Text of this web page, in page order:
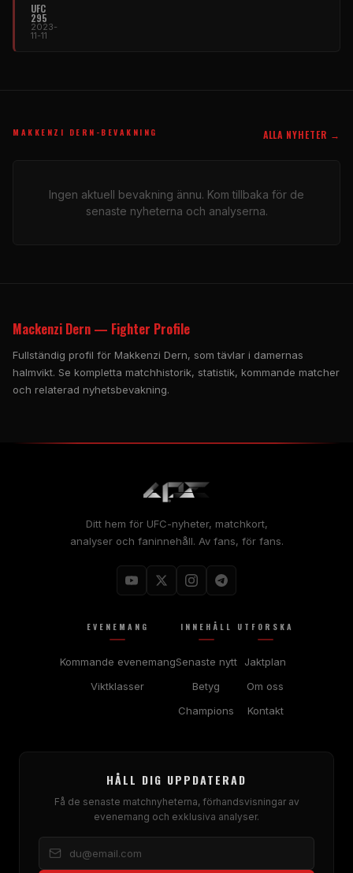
UFC
295
2023-
11-11
MAKKENZI DERN-BEVAKNING ALLA NYHETER →
Ingen aktuell bevakning ännu. Kom tillbaka för de
senaste nyheterna och analyserna.
Mackenzi Dern — Fighter Profile
Fullständig profil för Makkenzi Dern, som tävlar i damernas
halmvikt. Se kompletta matchhistorik, statistik, kommande matcher
och relaterad nyhetsbevakning.
Ditt hem för UFC-nyheter, matchkort,
analyser och faninnehåll. Av fans, för fans.
EVENEMANG
Kommande evenemang
Viktklasser
INNEHÅLL
Senaste nytt
Betyg
Champions
UTFORSKA
Jaktplan
Om oss
Kontakt
HÅLL DIG UPPDATERAD
Få de senaste matchnyheterna, förhandsvisningar av
evenemang och exklusiva analyser.